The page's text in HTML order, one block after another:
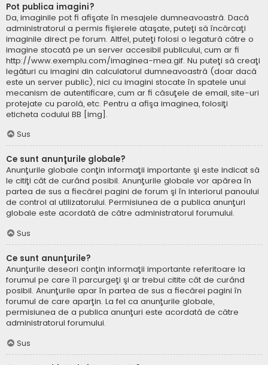
Pot publica imagini?
Da, imaginile pot fi afişate în mesajele dumneavoastră. Dacă
administratorul a permis fişierele ataşate, puteţi să încărcaţi
imaginile direct pe forum. Altfel, puteţi folosi o legatură către o
imagine stocată pe un server accesibil publicului, cum ar fi
http://www.exemplu.com/imaginea-mea.gif. Nu puteţi să creaţi
legături cu imagini din calculatorul dumneavoastră (doar dacă
este un server public), nici cu imagini stocate în spatele unui
mecanism de autentificare, cum ar fi căsuţele de email, site-uri
protejate cu parolă, etc. Pentru a afişa imaginea, folosiţi
eticheta codului BB [img].
Sus
Ce sunt anunţurile globale?
Anunţurile globale conţin informaţii importante şi este indicat să
le citiţi cât de curând posibil. Anunţurile globale vor apărea în
partea de sus a fiecărei pagini de forum şi în interiorul panoului
de control al utilizatorului. Permisiunea de a publica anunţuri
globale este acordată de către administratorul forumului.
Sus
Ce sunt anunţurile?
Anunţurile deseori conţin informaţii importante referitoare la
forumul pe care îl parcurgeţi şi ar trebui citite cât de curând
posibil. Anunţurile apar în partea de sus a fiecărei pagini în
forumul de care aparţin. La fel ca anunţurile globale,
permisiunea de a publica anunţuri este acordată de către
administratorul forumului.
Sus